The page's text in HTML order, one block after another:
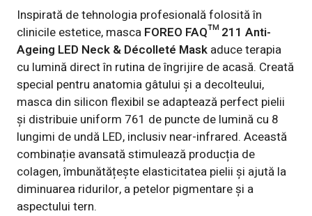
Inspirată de tehnologia profesională folosită în
clinicile estetice, masca FOREO FAQ™ 211 Anti-
Ageing LED Neck & Décolleté Mask aduce terapia
cu lumină direct în rutina de îngrijire de acasă. Creată
special pentru anatomia gâtului și a decolteului,
masca din silicon flexibil se adaptează perfect pielii
și distribuie uniform 761 de puncte de lumină cu 8
lungimi de undă LED, inclusiv near-infrared. Această
combinație avansată stimulează producția de
colagen, îmbunătățește elasticitatea pielii și ajută la
diminuarea ridurilor, a petelor pigmentare și a
aspectului tern.